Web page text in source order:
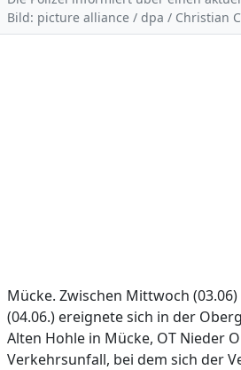
Bild: picture alliance / dpa / Christian
Mücke. Zwischen Mittwoch
(04.06.) ereignete sich in der
Alten Hohle in Mücke, OT Nieder
Verkehrsunfall, bei dem sich der